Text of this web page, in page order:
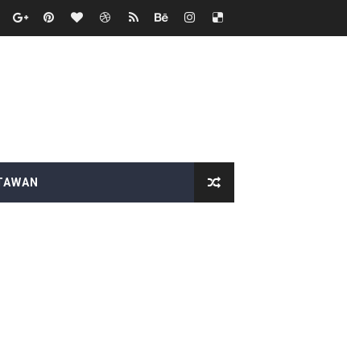
Sutarman
RI ke-81
Tani Hanya Terima Sebagian